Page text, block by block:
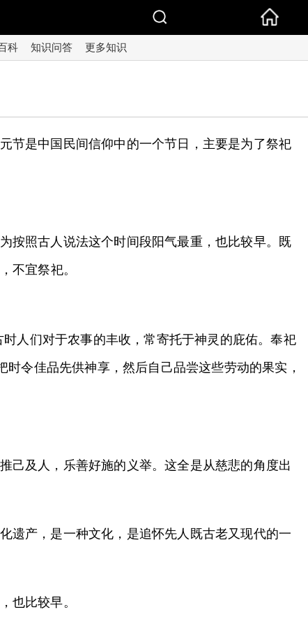
科 知识问答 更多知识
节是中国民间信仰中的一个节日，主要是为了祭祀
按照古人说法这个时间段阳气最重，也比较早。既
不宜祭祀。
人们对于农事的丰收，常寄托于神灵的庇佑。奉祀
令佳品先供神享，然后自己品尝这些劳动的果实，
己及人，乐善好施的义举。这全是从慈悲的角度出
遗产，是一种文化，是追怀先人既古老又现代的一
也比较早。